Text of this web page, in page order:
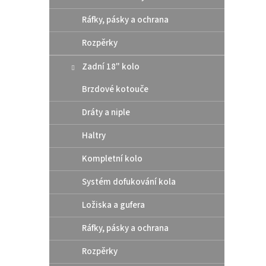
Ráfky, pásky a ochrana
Rozpěrky
Zadní 18" kolo
Brzdové kotouče
Dráty a niple
Haltry
Kompletní kolo
Systém dofukování kola
Ložiska a gufera
Ráfky, pásky a ochrana
Rozpěrky